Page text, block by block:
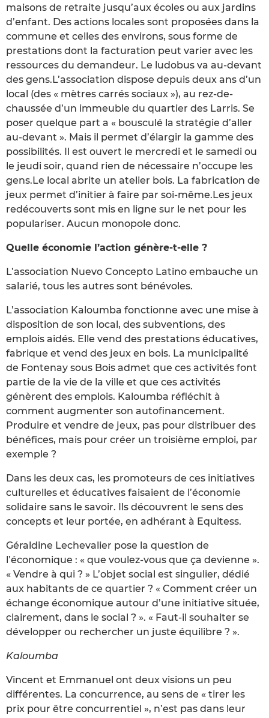
maisons de retraite jusqu’aux écoles ou aux jardins
d’enfant. Des actions locales sont proposées dans la
commune et celles des environs, sous forme de
prestations dont la facturation peut varier avec les
ressources du demandeur. Le ludobus va au-devant
des gens.L’association dispose depuis deux ans d’un
local (des « mètres carrés sociaux »), au rez-de-
chaussée d’un immeuble du quartier des Larris. Se
poser quelque part a « bousculé la stratégie d’aller
au-devant ». Mais il permet d’élargir la gamme des
possibilités. Il est ouvert le mercredi et le samedi ou
le jeudi soir, quand rien de nécessaire n’occupe les
gens.Le local abrite un atelier bois. La fabrication de
jeux permet d’initier à faire par soi-même.Les jeux
redécouverts sont mis en ligne sur le net pour les
populariser. Aucun monopole donc.
Quelle économie l’action génère-t-elle ?
L’association Nuevo Concepto Latino embauche un
salarié, tous les autres sont bénévoles.
L’association Kaloumba fonctionne avec une mise à
disposition de son local, des subventions, des
emplois aidés. Elle vend des prestations éducatives,
fabrique et vend des jeux en bois. La municipalité
de Fontenay sous Bois admet que ces activités font
partie de la vie de la ville et que ces activités
génèrent des emplois. Kaloumba réfléchit à
comment augmenter son autofinancement.
Produire et vendre de jeux, pas pour distribuer des
bénéfices, mais pour créer un troisième emploi, par
exemple ?
Dans les deux cas, les promoteurs de ces initiatives
culturelles et éducatives faisaient de l’économie
solidaire sans le savoir. Ils découvrent le sens des
concepts et leur portée, en adhérant à Equitess.
Géraldine Lechevalier pose la question de
l’économique : « que voulez-vous que ça devienne ».
« Vendre à qui ? » L’objet social est singulier, dédié
aux habitants de ce quartier ? « Comment créer un
échange économique autour d’une initiative située,
clairement, dans le social ? ». « Faut-il souhaiter se
développer ou rechercher un juste équilibre ? ».
Kaloumba
Vincent et Emmanuel ont deux visions un peu
différentes. La concurrence, au sens de « tirer les
prix pour être concurrentiel », n’est pas dans leur